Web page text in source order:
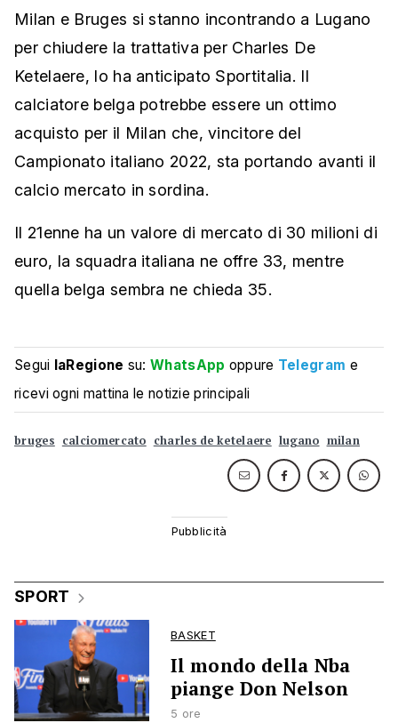
Milan e Bruges si stanno incontrando a Lugano
per chiudere la trattativa per Charles De
Ketelaere, lo ha anticipato Sportitalia. Il
calciatore belga potrebbe essere un ottimo
acquisto per il Milan che, vincitore del
Campionato italiano 2022, sta portando avanti il
calcio mercato in sordina.
Il 21enne ha un valore di mercato di 30 milioni di
euro, la squadra italiana ne offre 33, mentre
quella belga sembra ne chieda 35.
Segui laRegione su:WhatsApp oppure Telegram e
ricevi ogni mattina le notizie principali
bruges calciomercato charles de ketelaere lugano milan
SPORT
BASKET
Il mondo della Nba
piange Don Nelson
5 ore